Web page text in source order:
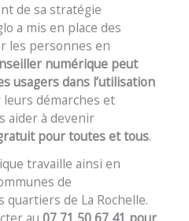
de sa stratégie
a mis en place des
les personnes en
numérique peut
usagers dans l’utilisation
démarches et
aider à devenir
pour toutes et tous.
travaille ainsi en
de
quartiers de La Rochelle.